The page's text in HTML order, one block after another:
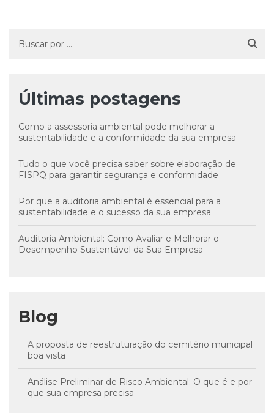
Últimas postagens
Como a assessoria ambiental pode melhorar a
sustentabilidade e a conformidade da sua empresa
Tudo o que você precisa saber sobre elaboração de
FISPQ para garantir segurança e conformidade
Por que a auditoria ambiental é essencial para a
sustentabilidade e o sucesso da sua empresa
Auditoria Ambiental: Como Avaliar e Melhorar o
Desempenho Sustentável da Sua Empresa
Blog
A proposta de reestruturação do cemitério municipal
boa vista
Análise Preliminar de Risco Ambiental: O que é e por
que sua empresa precisa